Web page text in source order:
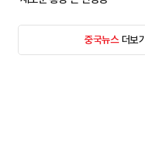
중국뉴스더보기